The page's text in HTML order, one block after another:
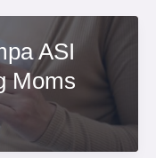
ASI
Moms